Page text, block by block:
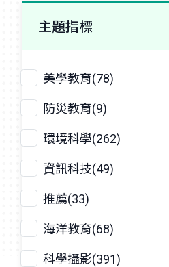
主題指標
美學教育(78)
防災教育(9)
環境科學(262)
資訊科技(49)
推薦(33)
海洋教育(68)
科學攝影(391)